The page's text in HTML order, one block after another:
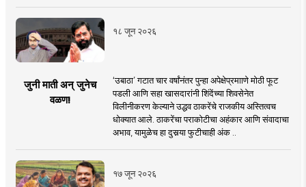
१८ जून २०२६
जुनी माती अन् जुनेच
वळण!
‘उबाठा’ गटात चार वर्षांनंतर पुन्हा अपेक्षेप्रमााणे मोठी फूट
पडली आणि सहा खासदारांनी शिंदेंच्या शिवसेनेत
विलीनीकरण केल्याने उद्धव ठाकरेंचे राजकीय अस्तित्वच
धोक्यात आले. ठाकरेंचा पराकोटीचा अहंकार आणि संवादाचा
अभाव, यामुळेच हा दुसर्‍या फुटीचाही अंक ..
१७ जून २०२६